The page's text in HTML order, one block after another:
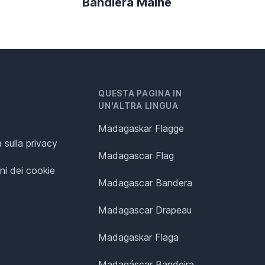
privacy
dei cookie
QUESTA PAGINA IN
UN'ALTRA LINGUA
Madagaskar Flagge
Madagascar Flag
Madagascar Bandera
Madagascar Drapeau
Madagaskar Flaga